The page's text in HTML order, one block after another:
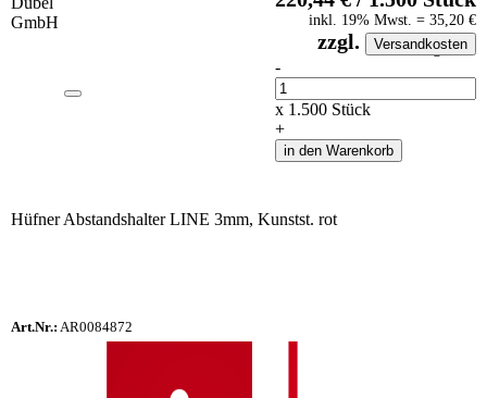
auf Anfrageliste
-
Anzahl
x 1.500 Stück
+
in den Warenkorb
inkl. 19% Mwst. = 35,20 €
zzgl. Versandkosten
Hüfner Abstandshalter LINE 3mm, Kunstst. rot
Art.Nr.: AR0084872